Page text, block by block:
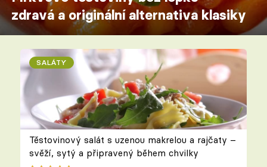
zdravá a originální alternativa klasiky
SALÁTY
Těstovinový salát s uzenou makrelou a rajčaty –
svěží, sytý a připravený během chvilky